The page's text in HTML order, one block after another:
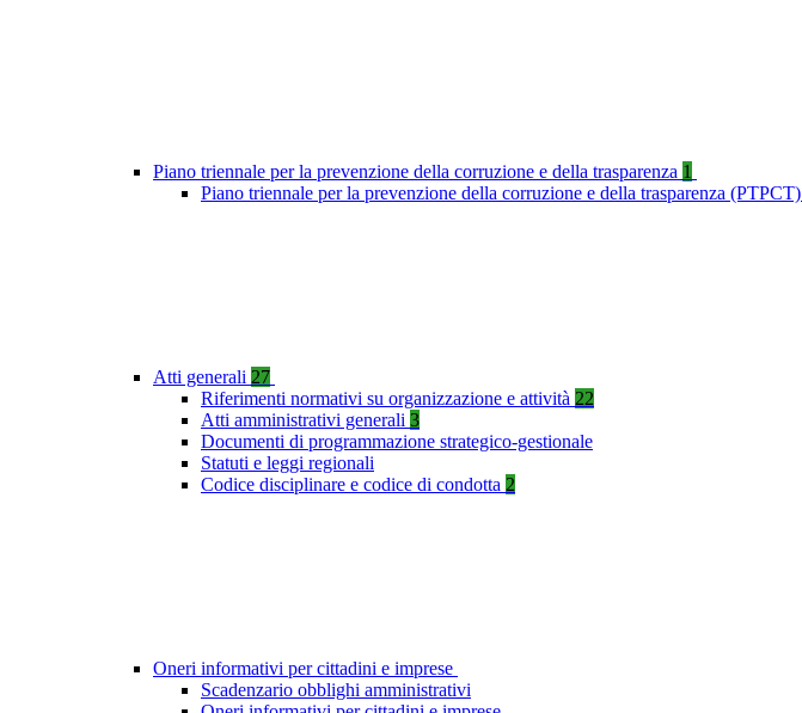
Piano triennale per la prevenzione della corruzione e della trasparenza 1
Piano triennale per la prevenzione della corruzione e della trasparenza (PTPCT)
Atti generali 27
Riferimenti normativi su organizzazione e attività 22
Atti amministrativi generali 3
Documenti di programmazione strategico-gestionale
Statuti e leggi regionali
Codice disciplinare e codice di condotta 2
Oneri informativi per cittadini e imprese
Scadenzario obblighi amministrativi